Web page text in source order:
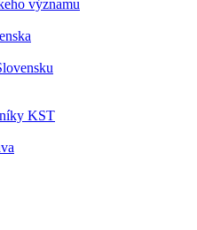
významu
KST